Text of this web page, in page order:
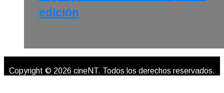
edición
Copyright © 2026 cineNT. Todos los derechos reservados.